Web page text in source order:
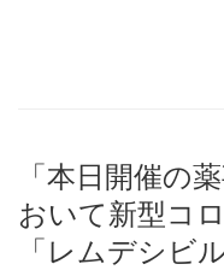
「本日開催の
おいて新型コ
「レムデシビ